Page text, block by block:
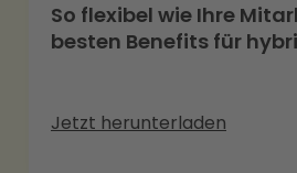
So flexibel wie Ihre
besten Benefits für
Jetzt herunterladen